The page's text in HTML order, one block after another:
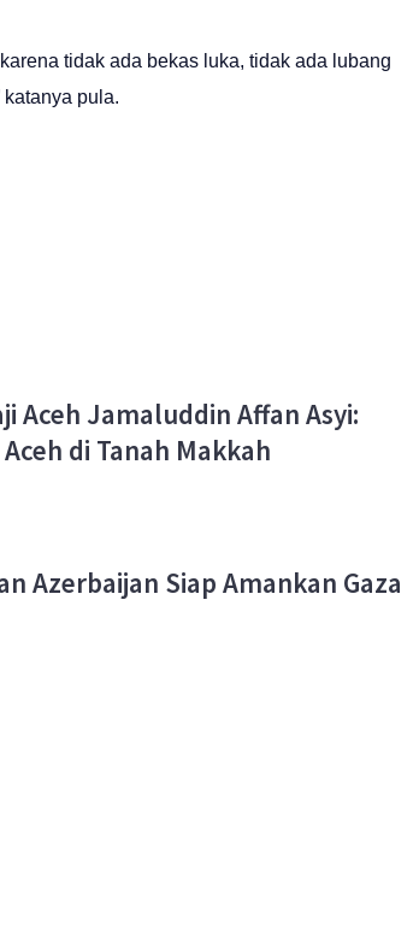
tidak ada bekas luka, tidak ada lubang
pula.
Aceh Jamaluddin Affan Asyi:
di Tanah Makkah
Azerbaijan Siap Amankan Gaza